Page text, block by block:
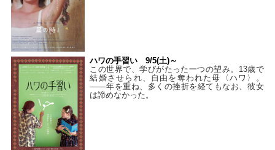
ハワの手習い 9/5(土)～
この世界で、学びがたった一つの望み。13歳で
結婚させられ、自由を奪われた母〈ハワ〉。
——年を重ね、多くの挫折を経てもなお、彼女
は諦めなかった。